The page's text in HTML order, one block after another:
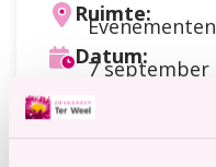
Ruimte:
Datum:
7 september
15:45 uur